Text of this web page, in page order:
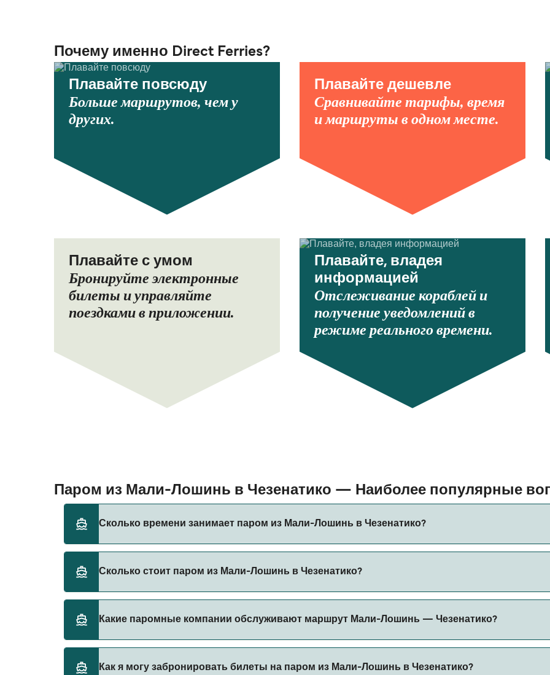
Почему именно Direct Ferries?
Плавайте повсюду
Больше маршрутов, чем у
других.
Плавайте дешевле
Сравнивайте тарифы, время
и маршруты в одном месте.
Плавайте с умом
Бронируйте электронные
билеты и управляйте
поездками в приложении.
Плавайте, владея
информацией
Отслеживание кораблей и
получение уведомлений в
режиме реального времени.
Паром из Мали-Лошинь в Чезенатико — Наиболее популярные
Сколько времени занимает паром из Мали-Лошинь в Чезенатико?
сезона и оператора, поэтому рекомендуется проверить актуальную информацию через наш Поиск
Сколько стоит паром из Мали-Лошинь в Чезенатико?
составляет 210₽. Цена указана без учета сборов за бронирование.
Какие паромные компании обслуживают маршрут Мали-Лошинь — Чезенатико?
Как я могу забронировать билеты на паром из Мали-Лошинь в Чезенатико?